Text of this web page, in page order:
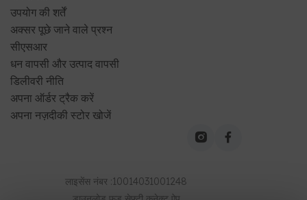
उपयोग की शर्तें
अक्सर पूछे जाने वाले प्रश्न
सीएसआर
धन वापसी और उत्पाद वापसी
डिलीवरी नीति
अपना ऑर्डर ट्रैक करें
अपना नज़दीकी स्टोर खोजें
लाइसेंस नंबर :10014031001248